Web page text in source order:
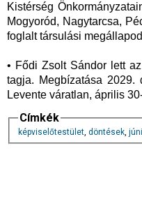
Kistérség
Mogyoród, Nagytarcsa,
foglalt társulási
• Fődi Zsolt Sándor lett
tagja. Megbízatása 2029.
Levente váratlan, április
Címkék
képviselőtestület, döntések,